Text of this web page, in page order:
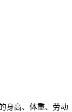
身高、体重、劳动